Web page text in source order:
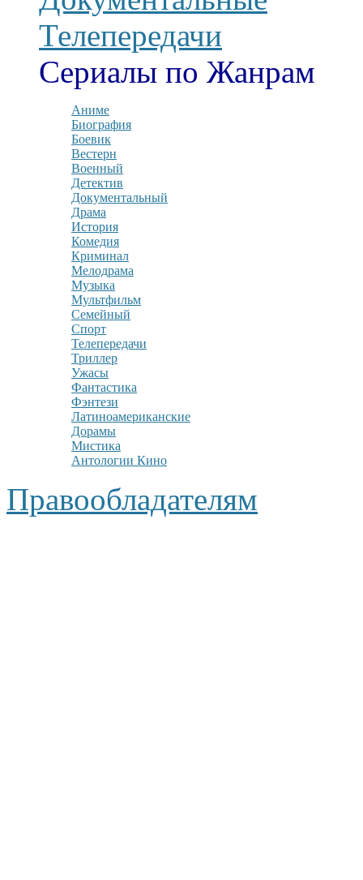
Телепередачи
Сериалы по Жанрам
Аниме
Биография
Боевик
Вестерн
Военный
Детектив
Документальный
Драма
История
Комедия
Криминал
Мелодрама
Музыка
Мультфильм
Семейный
Спорт
Телепередачи
Триллер
Ужасы
Фантастика
Фэнтези
Латиноамериканские
Дорамы
Мистика
Антологии Кино
Правообладателям